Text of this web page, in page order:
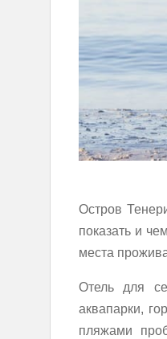
Остров
показать и
места
Отель для
аквапарки,
пляжами